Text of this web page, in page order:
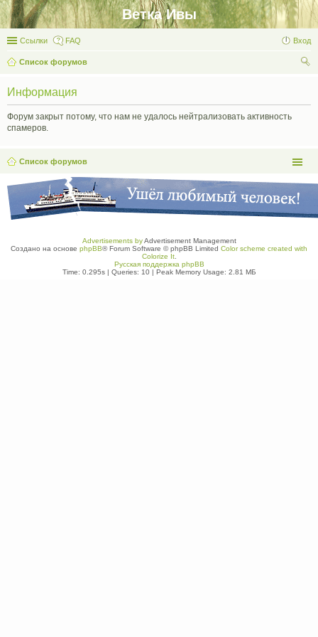
Ветка Ивы
Ссылки FAQ Вход
Список форумов
Информация
Форум закрыт потому, что нам не удалось нейтрализовать активность
спамеров.
Список форумов
Advertisements byAdvertisement Management
Создано на основе phpBB® Forum Software © phpBB Limited Color scheme created with
Colorize It.
Русская поддержка phpBB
Time: 0.295s| Queries: 10| Peak Memory Usage: 2.81 МБ